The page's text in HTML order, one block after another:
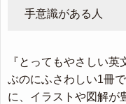
手意識がある人
『とってもやさしい
ぶのにふさわしい1冊
に、イラストや図解が